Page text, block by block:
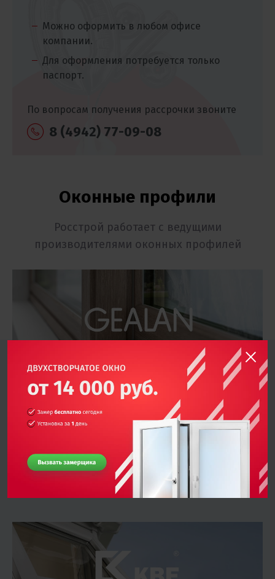
Можно оформить в любом офисе
компании.
Для оформления потребуется только
паспорт.
По вопросам получения рассрочки звоните
8 (4942) 77-09-08
Оконные профили
Росстрой работает с ведущими
производителями оконных профилей
Технологичные 6-камерные профильные
системы премиум класса шириной 83 мм
При высоких показателях комфорта имеют
продуманную геометрию, позволяют установку
более толстых стеклопакетов. Они вклеиваются по
особой технологии, защищающей створки от